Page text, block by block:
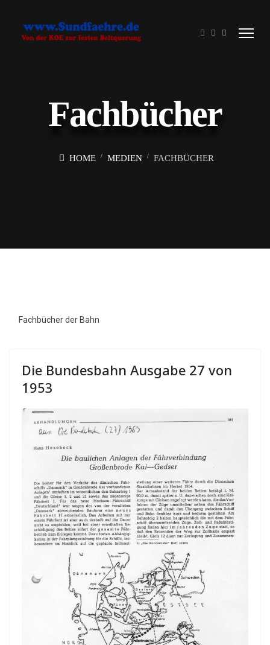
Fachbücher
HOME MEDIEN FACHBÜCHER
Fachbücher der Bahn
Die Bundesbahn Ausgabe 27 von
1953